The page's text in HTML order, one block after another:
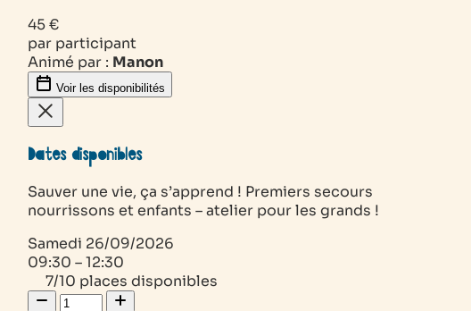
45 €
par participant
Animé par : Manon
Voir les disponibilités
Dates disponibles
Sauver une vie, ça s’apprend ! Premiers secours
nourrissons et enfants – atelier pour les grands !
Samedi 26/09/2026
09:30 – 12:30
7/10 places disponibles